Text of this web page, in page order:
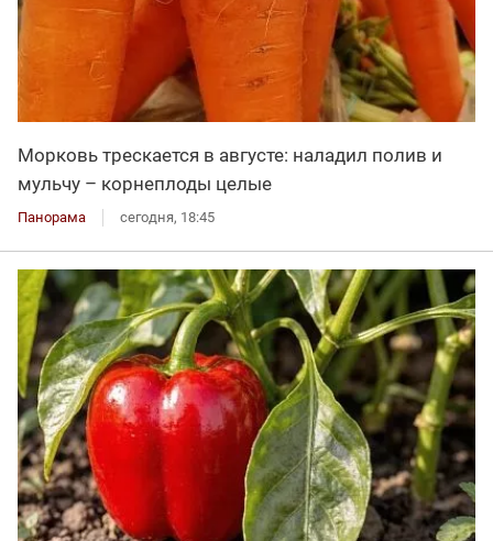
Морковь трескается в августе: наладил полив и
мульчу – корнеплоды целые
Панорама сегодня, 18:45